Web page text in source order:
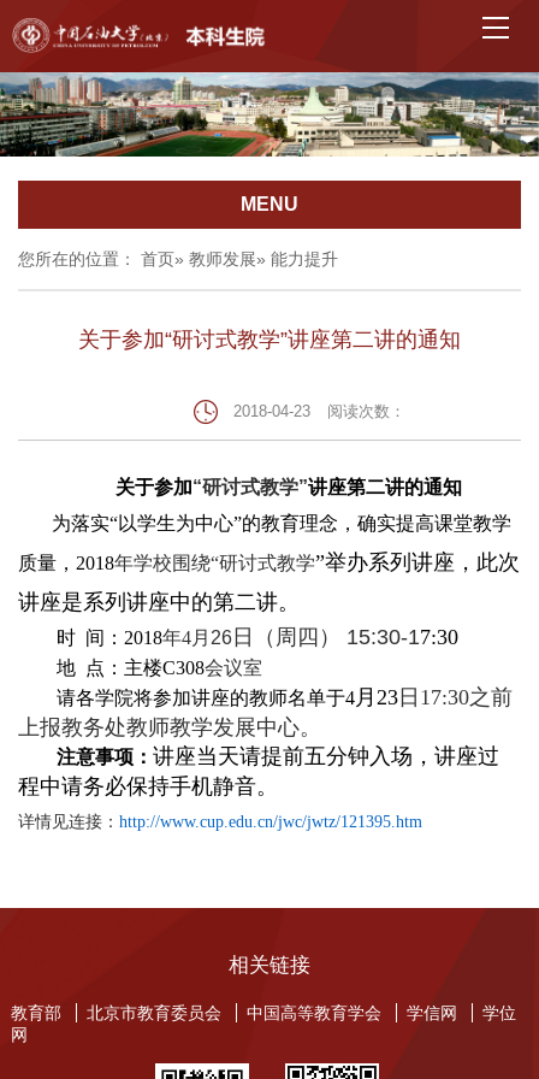
MENU
您所在的位置： 首页» 教师发展» 能力提升
关于参加“研讨式教学”讲座第二讲的通知
2018-04-23 阅读次数：
关于参加“研讨式教学”讲座第二讲的通知
为落实“以学生为中心”的教育理念，确实提高课堂教学
质量，2018年学校围绕“研讨式教学”举办系列讲座 ，此次
讲座是系列讲座中的第二讲。
时 间：2018年4月26 日（周四） 15:30-17:30
地 点：主楼C308会议室
请各学院将参加讲座的教师名单于4月23 日17:30之前
上报教务处教师教学发展中心。
注意事项：讲座当天请提前五分钟入场，讲座过
程中请务必保持手机静音。
详情见连接： http://www.cup.edu.cn/jwc/jwtz/121395.htm
相关链接
教育部 北京市教育委员会 中国高等教育学会 学信网
学位
网